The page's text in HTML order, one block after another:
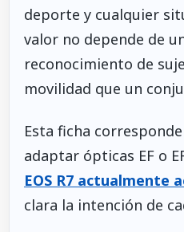
deporte y cualquier
valor no depende de
reconocimiento de
movilidad que un
Esta ficha
adaptar ópticas EF o
EOS R7 actualmente
clara la intención de